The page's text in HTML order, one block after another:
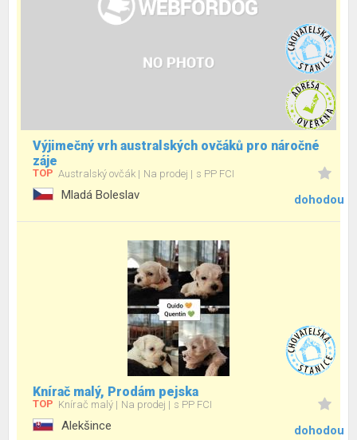
Výjimečný vrh australských ovčáků pro náročné
záje
TOP Australský ovčák Na prodej s PP FCI
Mladá Boleslav dohodou
Knírač malý, Prodám pejska
TOP Knírač malý Na prodej s PP FCI
Alekšince dohodou